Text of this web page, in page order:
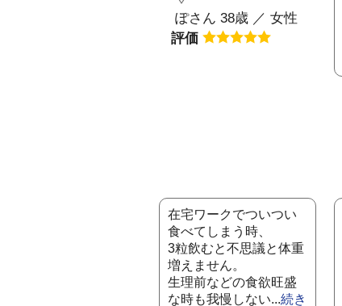
ぽさん 38歳 ／ 女性
評価
在宅ワークでついつい
食べてしまう時、
3粒飲むと不思議と体重
増えません。
生理前などの食欲旺盛
な時も我慢しない...続き